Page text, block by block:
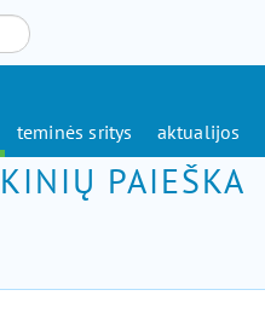
teminės sritys aktualijos